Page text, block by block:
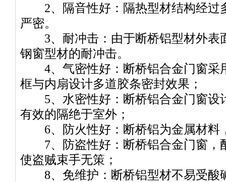
2、隔音性好：隔热型材结构经过
严密。
3、耐冲击：由于断桥铝型材外表
钢窗型材的耐冲击。
4、气密性好：断桥铝合金门窗采
框与内扇设计多道胶条密封效果；
5、水密性好：断桥铝合金门窗设
有效的隔绝于室外；
6、防火性好：断桥铝为金属材料
7、防盗性好：断桥铝合金门窗，
使盗贼束手无策；
8、免维护：断桥铝型材不易受酸